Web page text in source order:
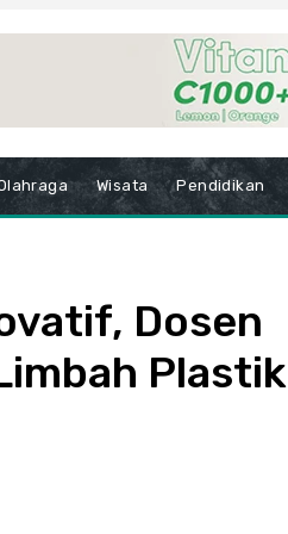
Wisata Pendidikan
Dosen
Plastik